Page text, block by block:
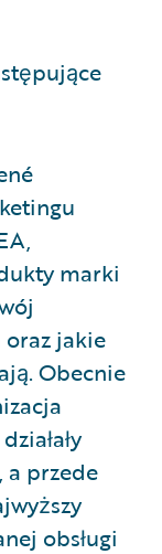
marki
jakie
Obecnie
a przede
obsługi